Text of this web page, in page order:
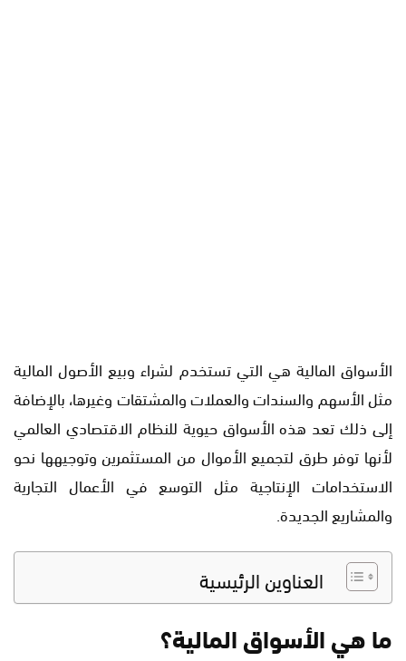
الأسواق المالية هي التي تستخدم لشراء وبيع الأصول المالية
مثل الأسهم والسندات والعملات والمشتقات وغيرها، بالإضافة
إلى ذلك تعد هذه الأسواق حيوية للنظام الاقتصادي العالمي
لأنها توفر طرق لتجميع الأموال من المستثمرين وتوجيهها نحو
الاستخدامات الإنتاجية مثل التوسع في الأعمال التجارية
والمشاريع الجديدة.
العناوين الرئيسية
ما هي الأسواق المالية؟